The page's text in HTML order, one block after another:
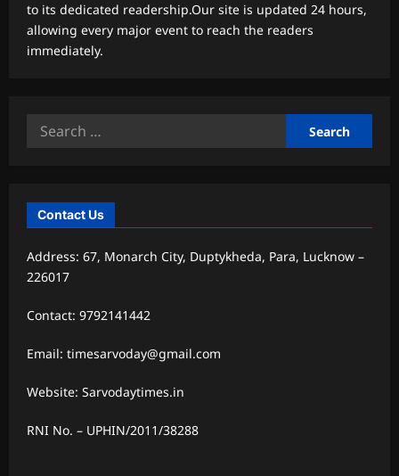
to its dedicated readership.Our site is updated 24 hours,
allowing every major event to reach the readers
immediately.
Search
Contact Us
Address: 67, Monarch City, Duptykheda, Para, Lucknow –
226017
Contact: 9792141442
Email: timesarvoday@gmail.com
Website: Sarvodaytimes.in
RNI No. – UPHIN/2011/38288